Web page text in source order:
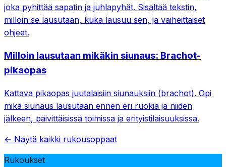
joka pyhittää sapatin ja juhlapyhät. Sisältää tekstin,
milloin se lausutaan, kuka lausuu sen, ja vaiheittaiset
ohjeet.
Milloin lausutaan mikäkin siunaus: Brachot-
pikaopas
Kattava pikaopas juutalaisiin siunauksiin (brachot). Opi
mikä siunaus lausutaan ennen eri ruokia ja niiden
jälkeen, päivittäisissä toimissa ja erityistilaisuuksissa.
← Näytä kaikki rukousoppaat
Rukoukset